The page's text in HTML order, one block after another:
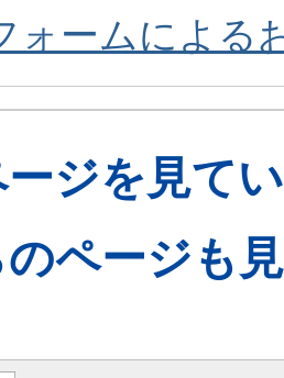
ォームによる
ジを見て
ページも